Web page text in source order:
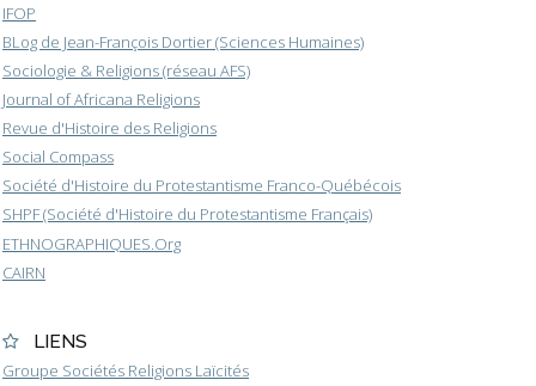
IFOP
BLog de Jean-François Dortier (Sciences Humaines)
Sociologie & Religions (réseau AFS)
Journal of Africana Religions
Revue d'Histoire des Religions
Social Compass
Société d'Histoire du Protestantisme Franco-Québécois
SHPF (Société d'Histoire du Protestantisme Français)
ETHNOGRAPHIQUES.Org
CAIRN
LIENS
Groupe Sociétés Religions Laïcités